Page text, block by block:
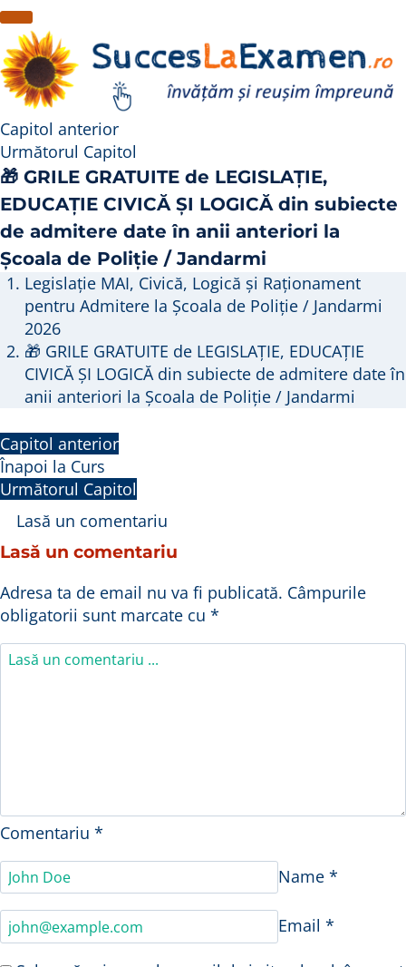
Capitol anterior
Următorul Capitol
🎁 GRILE GRATUITE de LEGISLAȚIE,
EDUCAȚIE CIVICĂ ȘI LOGICĂ din subiecte
de admitere date în anii anteriori la
Școala de Poliție / Jandarmi
Legislație MAI, Civică, Logică și Raționament
pentru Admitere la Școala de Poliție / Jandarmi
2026
🎁 GRILE GRATUITE de LEGISLAȚIE, EDUCAȚIE
CIVICĂ ȘI LOGICĂ din subiecte de admitere date în
anii anteriori la Școala de Poliție / Jandarmi
Capitol anterior
Înapoi la Curs
Următorul Capitol
Lasă un comentariu
Lasă un comentariu
Adresa ta de email nu va fi publicată. Câmpurile
obligatorii sunt marcate cu *
Comentariu *
Name *
Email *